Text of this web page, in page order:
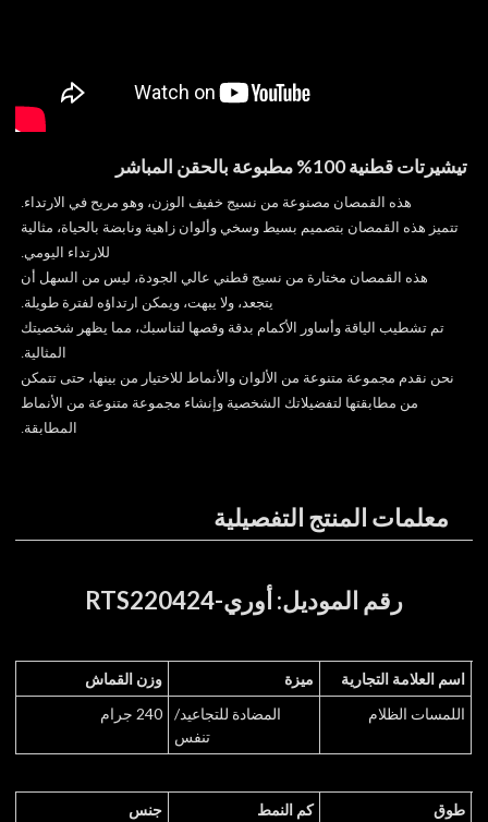
تيشيرتات قطنية 100% مطبوعة بالحقن المباشر
هذه القمصان مصنوعة من نسيج خفيف الوزن، وهو مريح في الارتداء.
تتميز هذه القمصان بتصميم بسيط وسخي وألوان زاهية ونابضة بالحياة، مثالية
للارتداء اليومي.
هذه القمصان مختارة من نسيج قطني عالي الجودة، ليس من السهل أن
يتجعد، ولا يبهت، ويمكن ارتداؤه لفترة طويلة.
تم تشطيب الياقة وأساور الأكمام بدقة وقصها لتناسبك، مما يظهر شخصيتك
المثالية.
نحن نقدم مجموعة متنوعة من الألوان والأنماط للاختيار من بينها، حتى تتمكن
من مطابقتها لتفضيلاتك الشخصية وإنشاء مجموعة متنوعة من الأنماط
المطابقة.
معلمات المنتج التفصيلية
رقم الموديل: أوري-RTS220424
اسم العلامة التجارية ميزة
وزن القماش
اللمسات الظلام
المضادة للتجاعيد/
تنفس
240 جرام
طوق كم النمط جنس